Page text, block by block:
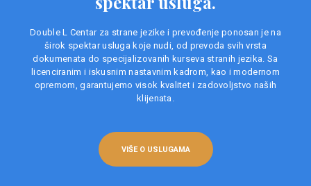
Double L Centar za strane jezike i prevođenje ponosan je na
širok spektar usluga koje nudi, od prevoda svih vrsta
dokumenata do specijalizovanih kurseva stranih jezika. Sa
licenciranim i iskusnim nastavnim kadrom, kao i modernom
opremom, garantujemo visok kvalitet i zadovoljstvo naših
klijenata.
VIŠE O USLUGAMA